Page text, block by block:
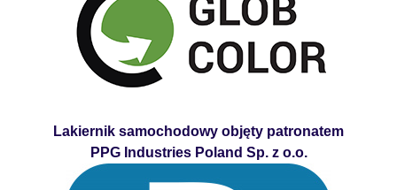
Lakiernik samochodowy objęty patronatem
PPG Industries Poland Sp. z o.o.